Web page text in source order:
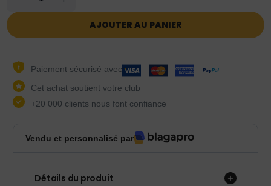
AJOUTER AU PANIER
Paiement sécurisé avec
Cet achat soutient votre club
+20 000 clients nous font confiance
Vendu et personnalisé par
Détails du produit